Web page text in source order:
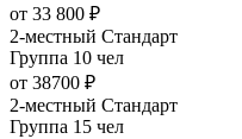
от 33 800 ₽
2-местный Стандарт
Группа 10 чел
от 38700 ₽
2-местный Стандарт
Группа 15 чел